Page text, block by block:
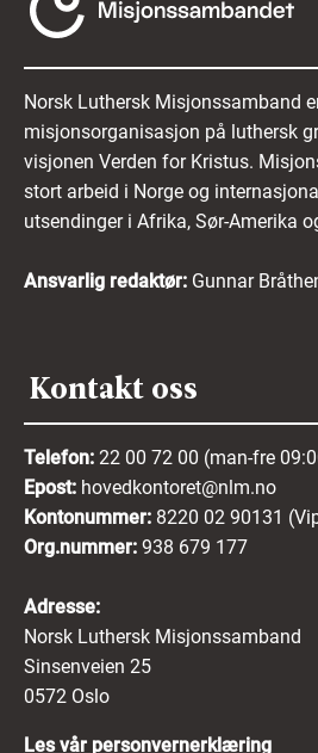
Norsk Luthersk Misjonssamband
misjonsorganisasjon på luthersk
visjonen Verden for Kristus.
stort arbeid i Norge og
utsendinger i Afrika, Sør-Amerika
Ansvarlig redaktør: Gunnar
Kontakt oss
Telefon: 22 00 72 00 (man-fre
Epost: hovedkontoret@nlm.no
Kontonummer: 8220 02 90131
Org.nummer: 938 679 177
Adresse:
Norsk Luthersk Misjonssamband
Sinsenveien 25
0572 Oslo
Les vår personvernerklæring